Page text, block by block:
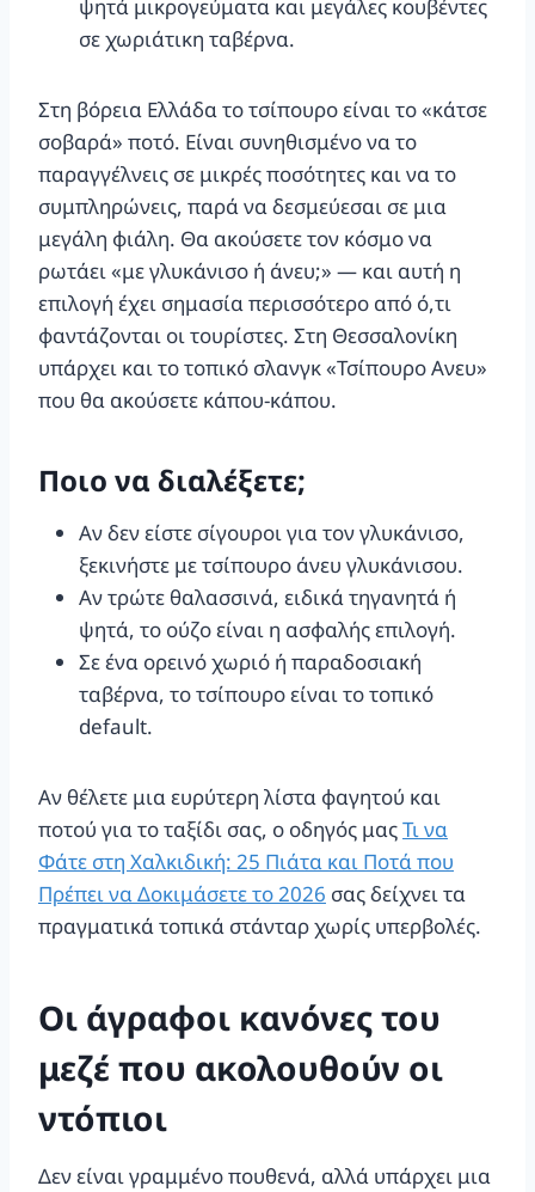
ψητά μικρογεύματα και μεγάλες κουβέντες
σε χωριάτικη ταβέρνα.
Στη βόρεια Ελλάδα το τσίπουρο είναι το «κάτσε
σοβαρά» ποτό. Είναι συνηθισμένο να το
παραγγέλνεις σε μικρές ποσότητες και να το
συμπληρώνεις, παρά να δεσμεύεσαι σε μια
μεγάλη φιάλη. Θα ακούσετε τον κόσμο να
ρωτάει «με γλυκάνισο ή άνευ;» — και αυτή η
επιλογή έχει σημασία περισσότερο από ό,τι
φαντάζονται οι τουρίστες. Στη Θεσσαλονίκη
υπάρχει και το τοπικό σλανγκ «Τσίπουρο Ανευ»
που θα ακούσετε κάπου-κάπου.
Ποιο να διαλέξετε;
Αν δεν είστε σίγουροι για τον γλυκάνισο,
ξεκινήστε με τσίπουρο άνευ γλυκάνισου.
Αν τρώτε θαλασσινά, ειδικά τηγανητά ή
ψητά, το ούζο είναι η ασφαλής επιλογή.
Σε ένα ορεινό χωριό ή παραδοσιακή
ταβέρνα, το τσίπουρο είναι το τοπικό
default.
Αν θέλετε μια ευρύτερη λίστα φαγητού και
ποτού για το ταξίδι σας, ο οδηγός μαςΤι να
Φάτε στη Χαλκιδική: 25 Πιάτα και Ποτά που
Πρέπει να Δοκιμάσετε το 2026 σας δείχνει τα
πραγματικά τοπικά στάνταρ χωρίς υπερβολές.
Οι άγραφοι κανόνες του
μεζέ που ακολουθούν οι
ντόπιοι
Δεν είναι γραμμένο πουθενά, αλλά υπάρχει μια